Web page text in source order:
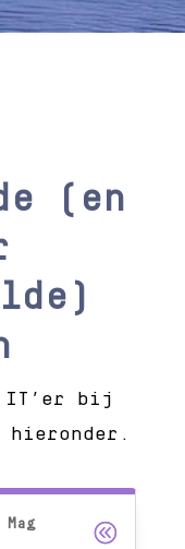
(en
IT’er bij
hieronder.